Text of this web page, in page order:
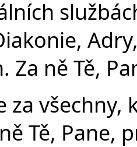
Za ně Tě,
za všechny,
Tě, Pane,